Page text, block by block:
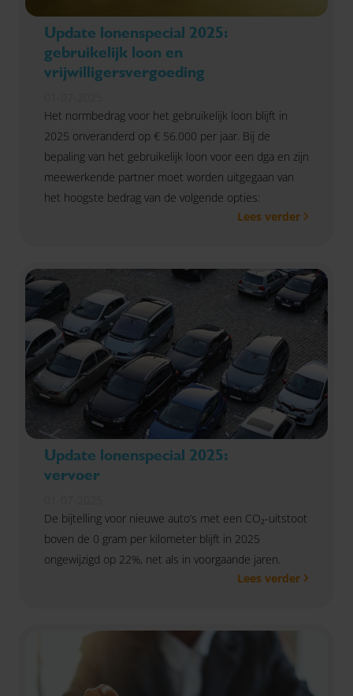
Update lonenspecial 2025:
gebruikelijk loon en
vrijwilligersvergoeding
Het normbedrag voor het gebruikelijk loon blijft in
2025 onveranderd op € 56.000 per jaar. Bij de
bepaling van het gebruikelijk loon voor een dga en zijn
meewerkende partner moet worden uitgegaan van
het hoogste bedrag van de volgende opties:
Lees verder
Update lonenspecial 2025:
vervoer
De bijtelling voor nieuwe auto’s met een CO₂-uitstoot
boven de 0 gram per kilometer blijft in 2025
ongewijzigd op 22%, net als in voorgaande jaren.
Lees verder